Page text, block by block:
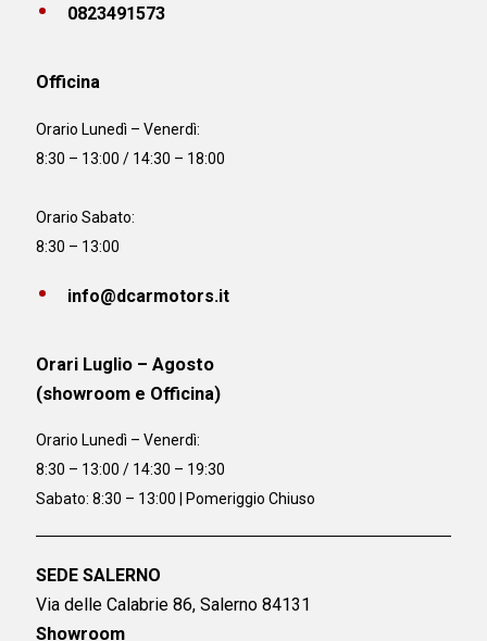
0823491573
Officina
Orario Lunedì – Venerdì:
8:30 – 13:00 / 14:30 – 18:00
Orario Sabato:
8:30 – 13:00
info@dcarmotors.it
Orari Luglio – Agosto
(showroom e Officina)
Orario Lunedì – Venerdì:
8:30 – 13:00 / 14:30 – 19:30
Sabato: 8:30 – 13:00 | Pomeriggio Chiuso
SEDE SALERNO
Via delle Calabrie 86, Salerno 84131
Showroom